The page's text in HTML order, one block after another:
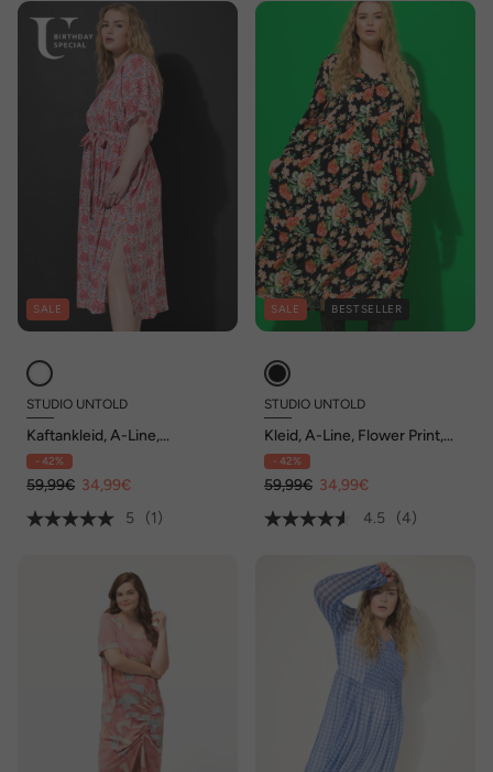
SALE
STUDIO UNTOLD
Kaftankleid, A-Line,
Midilänge, Bindegürtel
- 42%
59,99€ 34,99€
5
(1)
SALE BESTSELLER
STUDIO UNTOLD
Kleid, A-Line, Flower Print,
Langarm
- 42%
59,99€ 34,99€
4.5
(4)